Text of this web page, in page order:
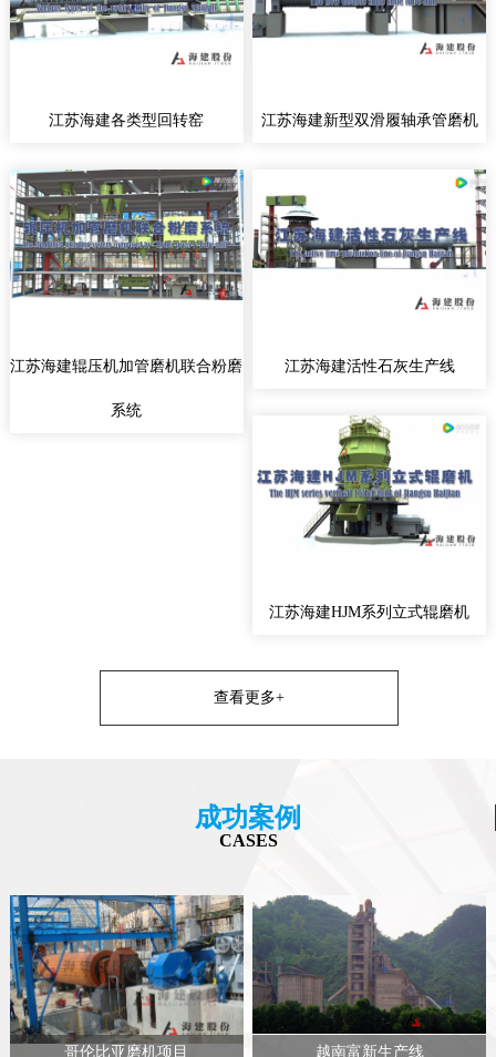
江苏海建各类型回转窑 江苏海建新型双滑履轴承管磨机
江苏海建辊压机加管磨机联合粉磨
系统
江苏海建活性石灰生产线
江苏海建HJM系列立式辊磨机
查看更多+
成功案例
CASES
哥伦比亚磨机项目 越南富新生产线